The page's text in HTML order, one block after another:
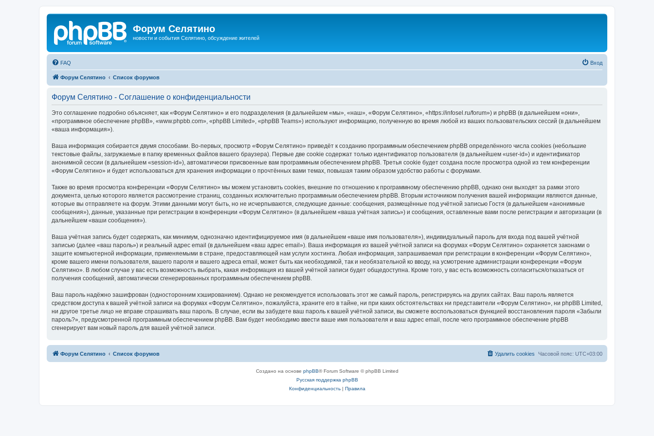
Форум Селятино
новости и события Селятино, обсуждение жителей
FAQ Вход
Форум Селятино Список форумов
Форум Селятино - Соглашение о конфиденциальности
Это соглашение подробно объясняет, как «Форум Селятино» и его подразделения (в дальнейшем «мы», «наш», «Форум Селятино», «https://infosel.ru/forum») и phpBB (в дальнейшем «они»,
«программное обеспечение phpBB», «www.phpbb.com», «phpBB Limited», «phpBB Teams») используют информацию, полученную во время любой из ваших пользовательских сессий (в дальнейшем
«ваша информация»).
Ваша информация собирается двумя способами. Во-первых, просмотр «Форум Селятино» приведёт к созданию программным обеспечением phpBB определённого числа cookies (небольшие
текстовые файлы, загружаемые в папку временных файлов вашего браузера). Первые две cookie содержат только идентификатор пользователя (в дальнейшем «user-id») и идентификатор
анонимной сессии (в дальнейшем «session-id»), автоматически присвоенные вам программным обеспечением phpBB. Третья cookie будет создана после просмотра одной из тем конференции
«Форум Селятино» и будет использоваться для хранения информации о прочтённых вами темах, повышая таким образом удобство работы с форумами.
Также во время просмотра конференции «Форум Селятино» мы можем установить cookies, внешние по отношению к программному обеспечению phpBB, однако они выходят за рамки этого
документа, целью которого является рассмотрение страниц, созданных исключительно программным обеспечением phpBB. Вторым источником получения вашей информации являются данные,
которые вы отправляете на форум. Этими данными могут быть, но не исчерпываются, следующие данные: сообщения, размещённые под учётной записью Гостя (в дальнейшем «анонимные
сообщения»), данные, указанные при регистрации в конференции «Форум Селятино» (в дальнейшем «ваша учётная запись») и сообщения, оставленные вами после регистрации и авторизации (в
дальнейшем «ваши сообщения»).
Ваша учётная запись будет содержать, как минимум, однозначно идентифицируемое имя (в дальнейшем «ваше имя пользователя»), индивидуальный пароль для входа под вашей учётной
записью (далее «ваш пароль») и реальный адрес email (в дальнейшем «ваш адрес email»). Ваша информация из вашей учётной записи на форумах «Форум Селятино» охраняется законами о
защите компьютерной информации, применяемыми в стране, предоставляющей нам услуги хостинга. Любая информация, запрашиваемая при регистрации в конференции «Форум Селятино»,
кроме вашего имени пользователя, вашего пароля и вашего адреса email, может быть как необходимой, так и необязательной ко вводу, на усмотрение администрации конференции «Форум
Селятино». В любом случае у вас есть возможность выбрать, какая информация из вашей учётной записи будет общедоступна. Кроме того, у вас есть возможность согласиться/отказаться от
получения сообщений, автоматически сгенерированных программным обеспечением phpBB.
Ваш пароль надёжно зашифрован (односторонним хэшированием). Однако не рекомендуется использовать этот же самый пароль, регистрируясь на других сайтах. Ваш пароль является
средством доступа к вашей учётной записи на форумах «Форум Селятино», пожалуйста, храните его в тайне, ни при каких обстоятельствах ни представители «Форум Селятино», ни phpBB Limited,
ни другое третье лицо не вправе спрашивать ваш пароль. В случае, если вы забудете ваш пароль к вашей учётной записи, вы сможете воспользоваться функцией восстановления пароля «Забыли
пароль?», предусмотренной программным обеспечением phpBB. Вам будет необходимо ввести ваше имя пользователя и ваш адрес email, после чего программное обеспечение phpBB
сгенерирует вам новый пароль для вашей учётной записи.
Форум Селятино Список форумов Часовой пояс: UTC+03:00
Удалить cookies
Создано на основе phpBB® Forum Software © phpBB Limited
Русская поддержка phpBB
Конфиденциальность| Правила